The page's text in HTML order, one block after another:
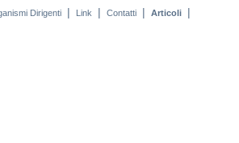
Dirigenti | Link | Contatti | Articoli |